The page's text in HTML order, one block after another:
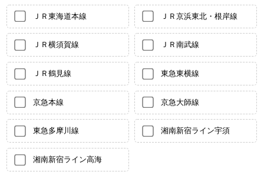
ＪＲ東海道本線 ＪＲ京浜東北・根岸線
ＪＲ横須賀線 ＪＲ南武線
ＪＲ鶴見線 東急東横線
京急本線 京急大師線
東急多摩川線 湘南新宿ライン宇須
湘南新宿ライン高海